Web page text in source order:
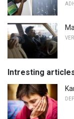
Intresting